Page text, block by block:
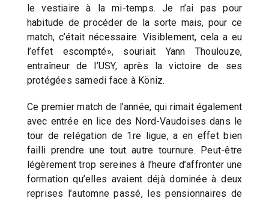
le vestiaire à la mi-temps. Je n’ai pas pour
habitude de procéder de la sorte mais, pour ce
match, c’était nécessaire. Visiblement, cela a eu
l’effet escompté», souriait Yann Thoulouze,
entraîneur de l’USY, après la victoire de ses
protégées samedi face à Köniz.
Ce premier match de l’année, qui rimait également
avec entrée en lice des Nord-Vaudoises dans le
tour de relégation de 1re ligue, a en effet bien
failli prendre une tout autre tournure. Peut-être
légèrement trop sereines à l’heure d’affronter une
formation qu’elles avaient déjà dominée à deux
reprises l’automne passé, les pensionnaires de